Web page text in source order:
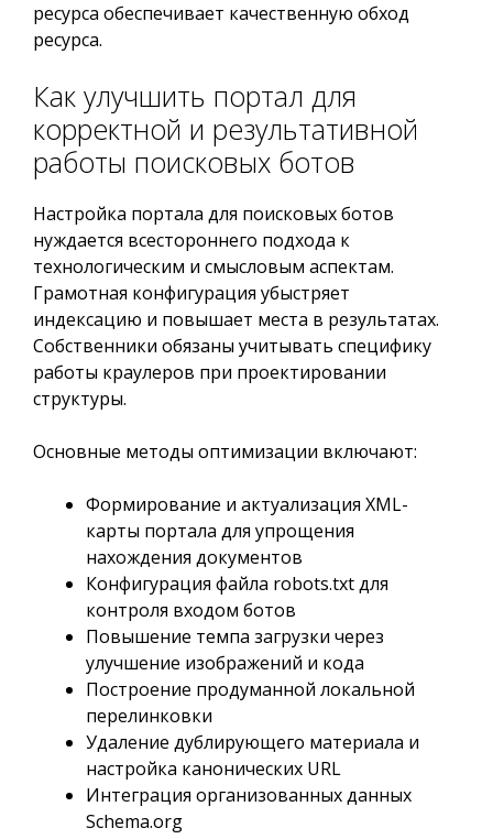
ресурса обеспечивает качественную обход
ресурса.
Как улучшить портал для
корректной и результативной
работы поисковых ботов
Настройка портала для поисковых ботов
нуждается всестороннего подхода к
технологическим и смысловым аспектам.
Грамотная конфигурация убыстряет
индексацию и повышает места в результатах.
Собственники обязаны учитывать специфику
работы краулеров при проектировании
структуры.
Основные методы оптимизации включают:
Формирование и актуализация XML-
карты портала для упрощения
нахождения документов
Конфигурация файла robots.txt для
контроля входом ботов
Повышение темпа загрузки через
улучшение изображений и кода
Построение продуманной локальной
перелинковки
Удаление дублирующего материала и
настройка канонических URL
Интеграция организованных данных
Schema.org